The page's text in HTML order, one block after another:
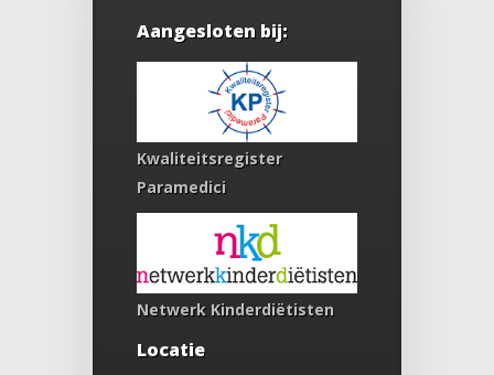
Aangesloten bij:
Kwaliteitsregister
Paramedici
Netwerk Kinderdiëtisten
Locatie